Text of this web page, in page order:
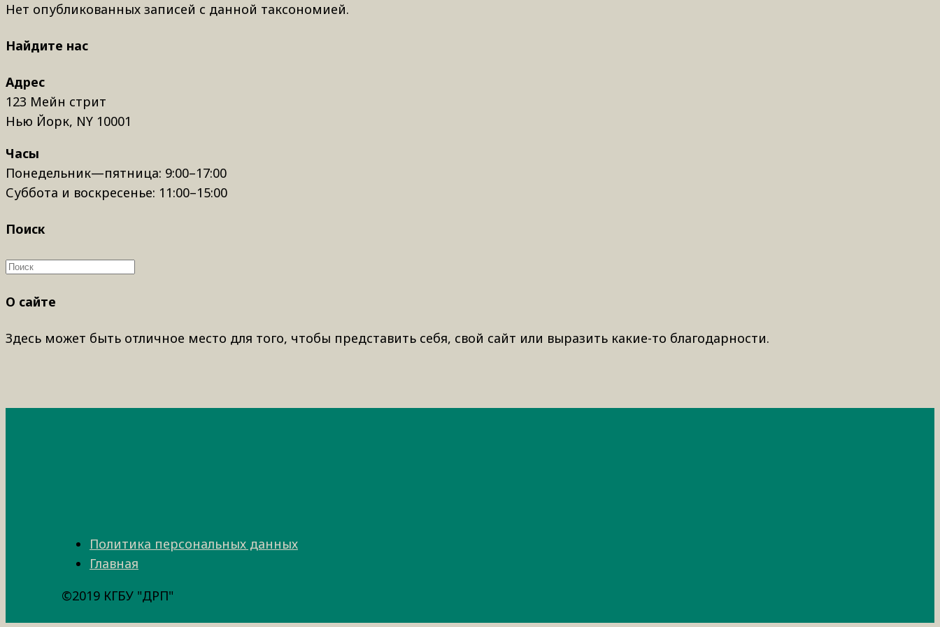
Нет опубликованных записей с данной таксономией.
Найдите нас
Адрес
123 Мейн стрит
Нью Йорк, NY 10001
Часы
Понедельник—пятница: 9:00–17:00
Суббота и воскресенье: 11:00–15:00
Поиск
О сайте
Здесь может быть отличное место для того, чтобы представить себя, свой сайт или выразить какие-то благодарности.
Политика персональных данных
Главная
©2019 КГБУ "ДРП"